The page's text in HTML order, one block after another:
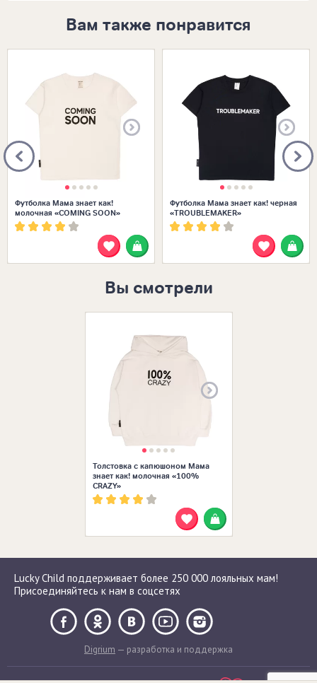
Вам также понравится
32 (122-128)
Футболка Мама знает как!
молочная «COMING SOON»
Футболка Мама знает как! черная
«TROUBLEMAKER»
Вы смотрели
Толстовка с капюшоном Мама
знает как! молочная «100%
CRAZY»
Lucky Child поддерживает более 250 000 лояльных мам!
Присоединяйтесь к нам в соцсетях
Digrium — разработка и поддержка